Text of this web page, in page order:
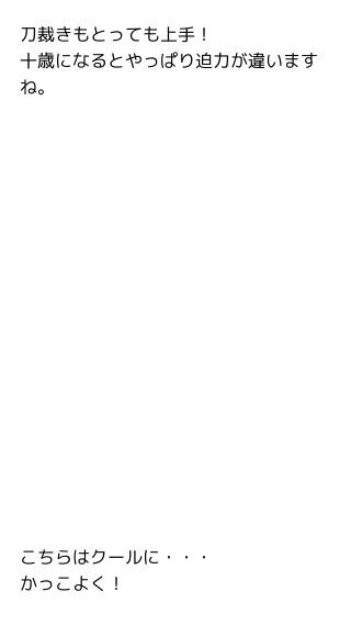
刀裁きもとっても上手！
十歳になるとやっぱり迫力が違います
ね。
こちらはクールに・・・
かっこよく！